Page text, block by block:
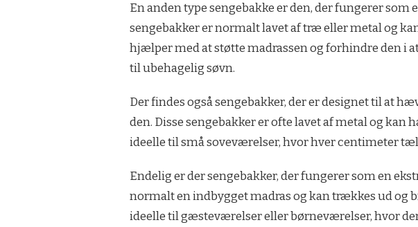
En anden type sengebakke er den, der fungerer som
sengebakker er normalt lavet af træ eller metal og
hjælper med at støtte madrassen og forhindre den i
til ubehagelig søvn.
Der findes også sengebakker, der er designet til at
den. Disse sengebakker er ofte lavet af metal og kan
ideelle til små soveværelser, hvor hver centimeter
Endelig er der sengebakker, der fungerer som en
normalt en indbygget madras og kan trækkes ud og
ideelle til gæsteværelser eller børneværelser, hvor der